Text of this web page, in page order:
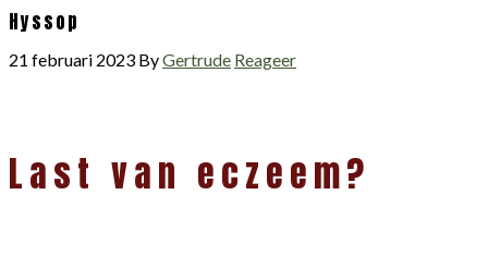
Hyssop
21 februari 2023 ByGertrude Reageer
Interacties
Last van eczeem?